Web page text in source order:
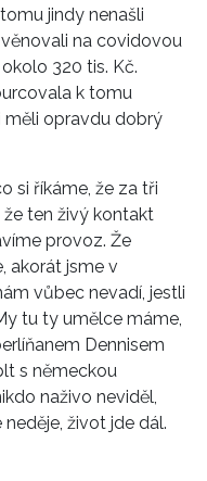
jindy nenašli
na covidovou
320 tis. Kč.
k tomu
měli opravdu dobrý
si říkáme, že za tři
ten živý kontakt
provoz. Že
akorát jsme v
vůbec nevadí, jestli
tu ty umělce máme,
Dennisem
s německou
naživo neviděl,
život jde dál.